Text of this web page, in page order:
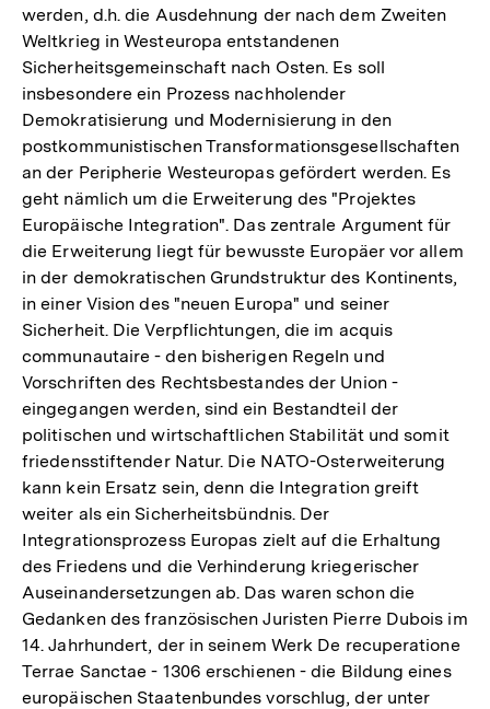
werden, d.h. die Ausdehnung der nach dem Zweiten
Weltkrieg in Westeuropa entstandenen
Sicherheitsgemeinschaft nach Osten. Es soll
insbesondere ein Prozess nachholender
Demokratisierung und Modernisierung in den
postkommunistischen Transformationsgesellschaften
an der Peripherie Westeuropas gefördert werden. Es
geht nämlich um die Erweiterung des "Projektes
Europäische Integration". Das zentrale Argument für
die Erweiterung liegt für bewusste Europäer vor allem
in der demokratischen Grundstruktur des Kontinents,
in einer Vision des "neuen Europa" und seiner
Sicherheit. Die Verpflichtungen, die im acquis
communautaire - den bisherigen Regeln und
Vorschriften des Rechtsbestandes der Union -
eingegangen werden, sind ein Bestandteil der
politischen und wirtschaftlichen Stabilität und somit
friedensstiftender Natur. Die NATO-Osterweiterung
kann kein Ersatz sein, denn die Integration greift
weiter als ein Sicherheitsbündnis. Der
Integrationsprozess Europas zielt auf die Erhaltung
des Friedens und die Verhinderung kriegerischer
Auseinandersetzungen ab. Das waren schon die
Gedanken des französischen Juristen Pierre Dubois im
14. Jahrhundert, der in seinem Werk De recuperatione
Terrae Sanctae - 1306 erschienen - die Bildung eines
europäischen Staatenbundes vorschlug, der unter